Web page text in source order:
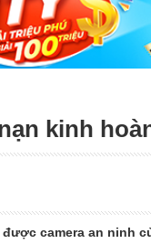
kinh
camera an ninh